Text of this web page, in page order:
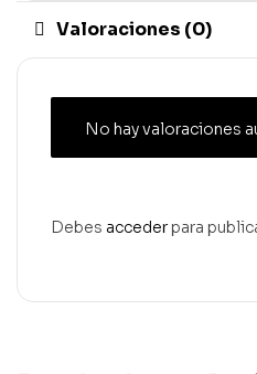
Valoraciones (0)
No hay valoraciones
Debes acceder para